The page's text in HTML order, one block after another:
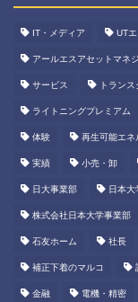
IT・メディア UT
アールエスアセットマネ
サービス トラン
ライトニングプレミアム
体験 再生可能エネ
実績 小売・卸
日大事業部 日本
株式会社日本大学事業部
石友ホーム 社長
補正下着のマルコ
金融 電機・精密